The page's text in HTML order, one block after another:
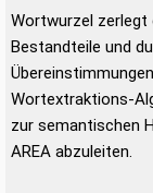
Wortwurzel zerlegt
Bestandteile und
Wortextraktions-
zur semantischen
AREA abzuleiten.